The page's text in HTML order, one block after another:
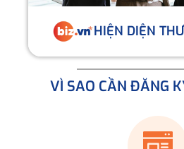
HIỆN DIỆN
VÌ SAO CẦN ĐĂNG